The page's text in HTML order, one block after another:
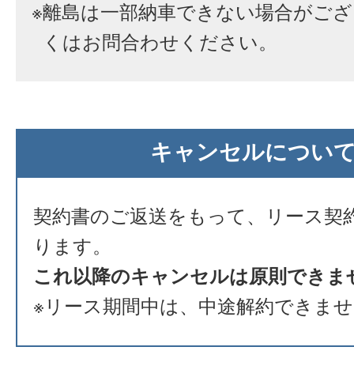
※離島は一部納車できない場合がご
くはお問合わせください。
キャンセルについ
契約書のご返送をもって、リース契
ります。
これ以降のキャンセルは原則できま
※リース期間中は、中途解約できま